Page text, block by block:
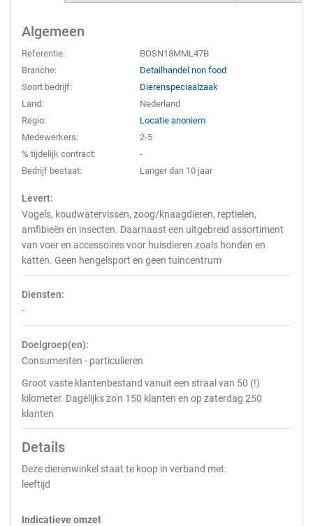
Algemeen
Referentie:
BOSN18MML47B
Branche:
Detailhandel non food
Soort bedrijf:
Dierenspeciaalzaak
Land:
Nederland
Regio:
Locatie anoniem
Medewerkers:
2-5
% tijdelijk contract:
-
Bedrijf bestaat:
Langer dan 10 jaar
Levert:
Vogels, koudwatervissen, zoog/knaagdieren, reptielen,
amfibieën en insecten. Daarnaast een uitgebreid assortiment
van voer en accessoires voor huisdieren zoals honden en
katten. Geen hengelsport en geen tuincentrum
Diensten:
-
Doelgroep(en):
Consumenten - particulieren
Groot vaste klantenbestand vanuit een straal van 50 (!)
kilometer. Dagelijks zo'n 150 klanten en op zaterdag 250
klanten
Details
Deze dierenwinkel staat te koop in verband met:
leeftijd
Indicatieve omzet